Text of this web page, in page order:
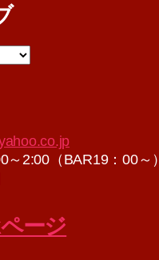
2:00（BAR19：00～）
ージ